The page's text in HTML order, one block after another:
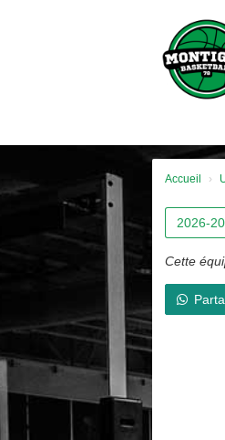
Accueil
2026-
Cette